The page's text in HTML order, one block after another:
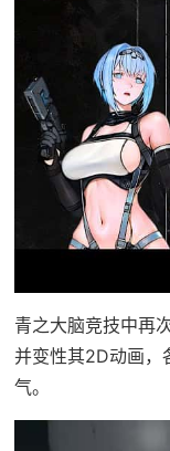
青之大脑竞技中再
并变性其2D动画，
气。